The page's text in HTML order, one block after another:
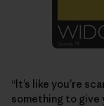
“It’s like you’re
something to give